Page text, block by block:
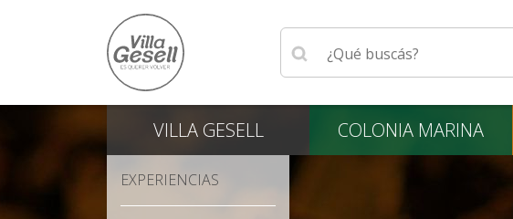
VILLAGESELL COLONIA MARINA
EXPERIENCIAS